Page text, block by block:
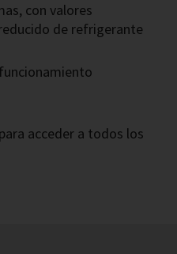
con valores
de refrigerante
acceder a todos los